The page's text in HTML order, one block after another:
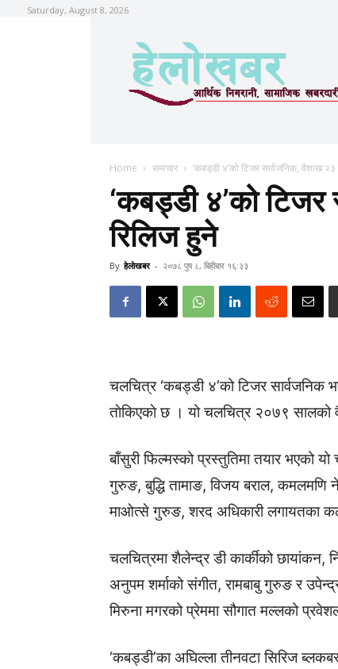
Saturday, August 8, 2026
Home समाचार ‘कबड्डी ४’को टिजर सार्वजनिक, वैशाख २३
‘कबड्डी ४’को
रिलिज हुने
By हेलाेखबर - २०७८ पुष ८, बिहीबार १६:३३
चलचित्र ‘कबड्डी ४’को टिजर
ताेकिएकाे छ । यो चलचित्र २०७९ सालको
बाँसुरी फिल्मस्को प्रस्तुतिमा तयार भएको
गुरुङ, बुद्धि तामाङ, विजय बराल,
माओत्से गुरुङ, शरद अधिकारी लगायतका
चलचित्रमा शैलेन्द्र डी कार्कीको छायांकन,
अनुपम शर्माको संगीत, रामबाबु गुरुङ र
मिरुना मगरको प्रेममा सौगात मल्लको
‘कबड्डी’का अघिल्ला तीनवटा सिरिज